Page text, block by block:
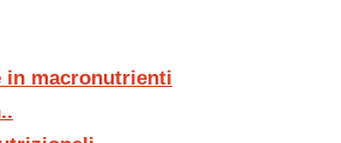
in macronutrienti